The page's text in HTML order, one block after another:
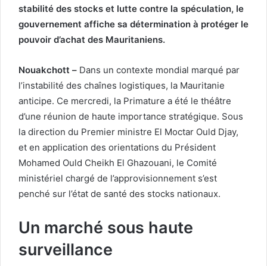
stabilité des stocks et lutte contre la spéculation, le
gouvernement affiche sa détermination à protéger le
pouvoir d’achat des Mauritaniens.
Nouakchott – Dans un contexte mondial marqué par
l’instabilité des chaînes logistiques, la Mauritanie
anticipe. Ce mercredi, la Primature a été le théâtre
d’une réunion de haute importance stratégique. Sous
la direction du Premier ministre El Moctar Ould Djay,
et en application des orientations du Président
Mohamed Ould Cheikh El Ghazouani, le Comité
ministériel chargé de l’approvisionnement s’est
penché sur l’état de santé des stocks nationaux.
Un marché sous haute
surveillance